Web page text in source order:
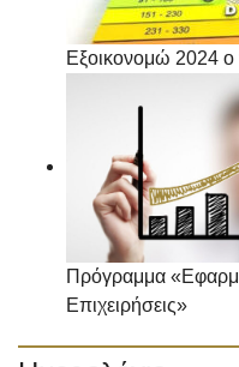
Εξοικονομώ 2024
Πρόγραμμα
Επιχειρήσεις»